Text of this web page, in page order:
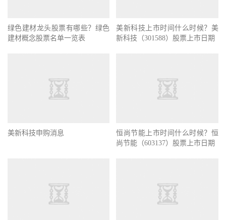
绿色建材龙头股票有哪些？绿色
建材概念股票名单一览表
美新科技上市时间什么时候？美
新科技（301588）股票上市日期
美新科技申购消息
恒尚节能上市时间什么时候？恒
尚节能（603137）股票上市日期